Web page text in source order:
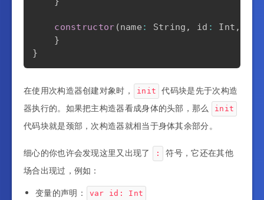
constructor (name : String , id : Int ,
}
}
在使用次构造器创建对象时， init
代码块是先于次构造
器执行的。如果把主构造器看成身体的头部，那么
init
代码块就是颈部，次构造器就相当于身体其余部分。
细心的你也许会发现这里又出现了 :
符号，它还在其他
场合出现过，例如：
变量的声明：
var id: Int